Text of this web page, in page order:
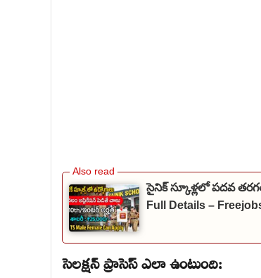
సైనిక్ స్కూళ్లలో పదవ
Full Details –
సెలక్షన్ ప్రాసెస్ ఎలా ఉంటుంది: